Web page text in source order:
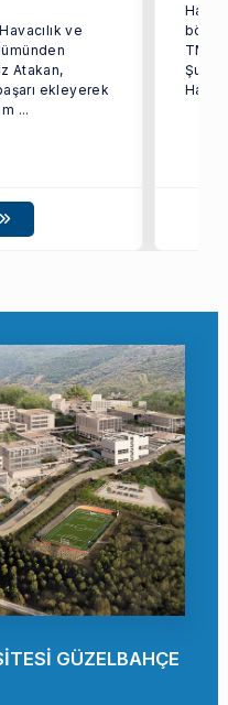
ve
Atakan,
ekleyerek
...
Haluk
GÜZELBAHÇE